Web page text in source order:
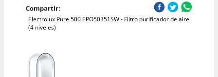
Compartir:
Electrolux Pure 500 EPO50351SW - Filtro purificador de aire
(4 niveles)